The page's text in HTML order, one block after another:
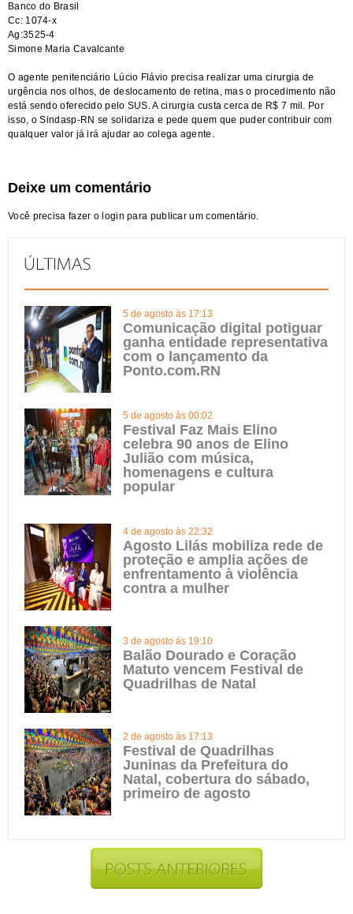
Banco do Brasil
Cc: 1074-x
Ag:3525-4
Simone Maria Cavalcante
O agente penitenciário Lúcio Flávio precisa realizar uma cirurgia de
urgência nos olhos, de deslocamento de retina, mas o procedimento não
está sendo oferecido pelo SUS. A cirurgia custa cerca de R$ 7 mil. Por
isso, o Sindasp-RN se solidariza e pede quem que puder contribuir com
qualquer valor já irá ajudar ao colega agente.
Deixe um comentário
Você precisa fazer o login para publicar um comentário.
5 de agosto às 17:13
Comunicação digital potiguar
ganha entidade representativa
com o lançamento da
Ponto.com.RN
5 de agosto às 00:02
Festival Faz Mais Elino
celebra 90 anos de Elino
Julião com música,
homenagens e cultura
popular
4 de agosto às 22:32
Agosto Lilás mobiliza rede de
proteção e amplia ações de
enfrentamento à violência
contra a mulher
3 de agosto às 19:10
Balão Dourado e Coração
Matuto vencem Festival de
Quadrilhas de Natal
2 de agosto às 17:13
Festival de Quadrilhas
Juninas da Prefeitura do
Natal, cobertura do sábado,
primeiro de agosto